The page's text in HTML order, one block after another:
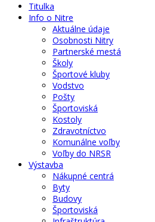
Titulka
Info o Nitre
Aktuálne údaje
Osobnosti Nitry
Partnerské mestá
Školy
Športové kluby
Vodstvo
Pošty
Športoviská
Kostoly
Zdravotníctvo
Komunálne voľby
Voľby do NRSR
Výstavba
Nákupné centrá
Byty
Budovy
Športoviská